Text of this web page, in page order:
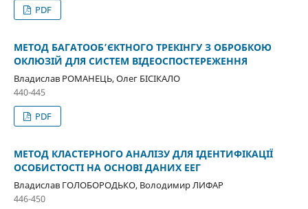
PDF
МЕТОД БАГАТООБ’ЄКТНОГО ТРЕКІНГУ З ОБРОБКОЮ
ОКЛЮЗІЙ ДЛЯ СИСТЕМ ВІДЕОСПОСТЕРЕЖЕННЯ
Владислав РОМАНЕЦЬ, Олег БІСІКАЛО
440-445
PDF
МЕТОД КЛАСТЕРНОГО АНАЛІЗУ ДЛЯ ІДЕНТИФІКАЦІЇ
ОСОБИСТОСТІ НА ОСНОВІ ДАНИХ ЕЕГ
Владислав ГОЛОБОРОДЬКО, Володимир ЛИФАР
446-450